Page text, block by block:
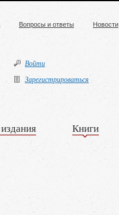
Вопросы и ответы Новости
Войти
Зарегистрироваться
Книги